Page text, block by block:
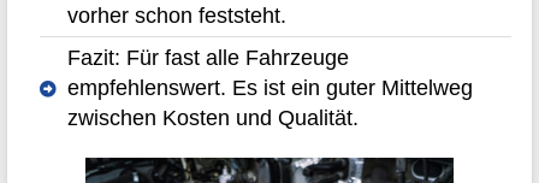
vorher schon feststeht.
Fazit: Für fast alle Fahrzeuge
empfehlenswert. Es ist ein guter Mittelweg
zwischen Kosten und Qualität.